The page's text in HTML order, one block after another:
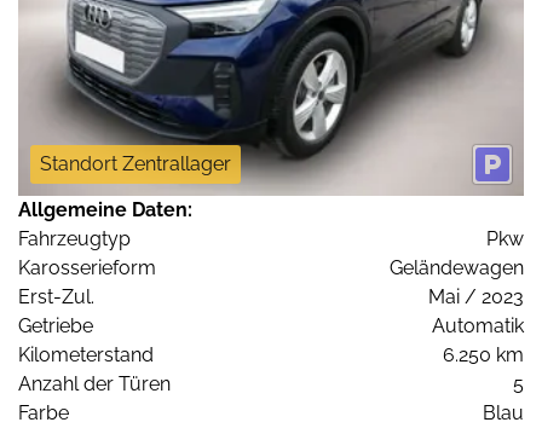
Standort Zentrallager
Allgemeine Daten:
Fahrzeugtyp
Pkw
Karosserieform
Geländewagen
Erst-Zul.
Mai / 2023
Getriebe
Automatik
Kilometerstand
6.250 km
Anzahl der Türen
5
Farbe
Blau